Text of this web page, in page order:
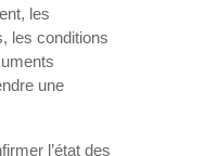
les
les conditions
une
l’état des